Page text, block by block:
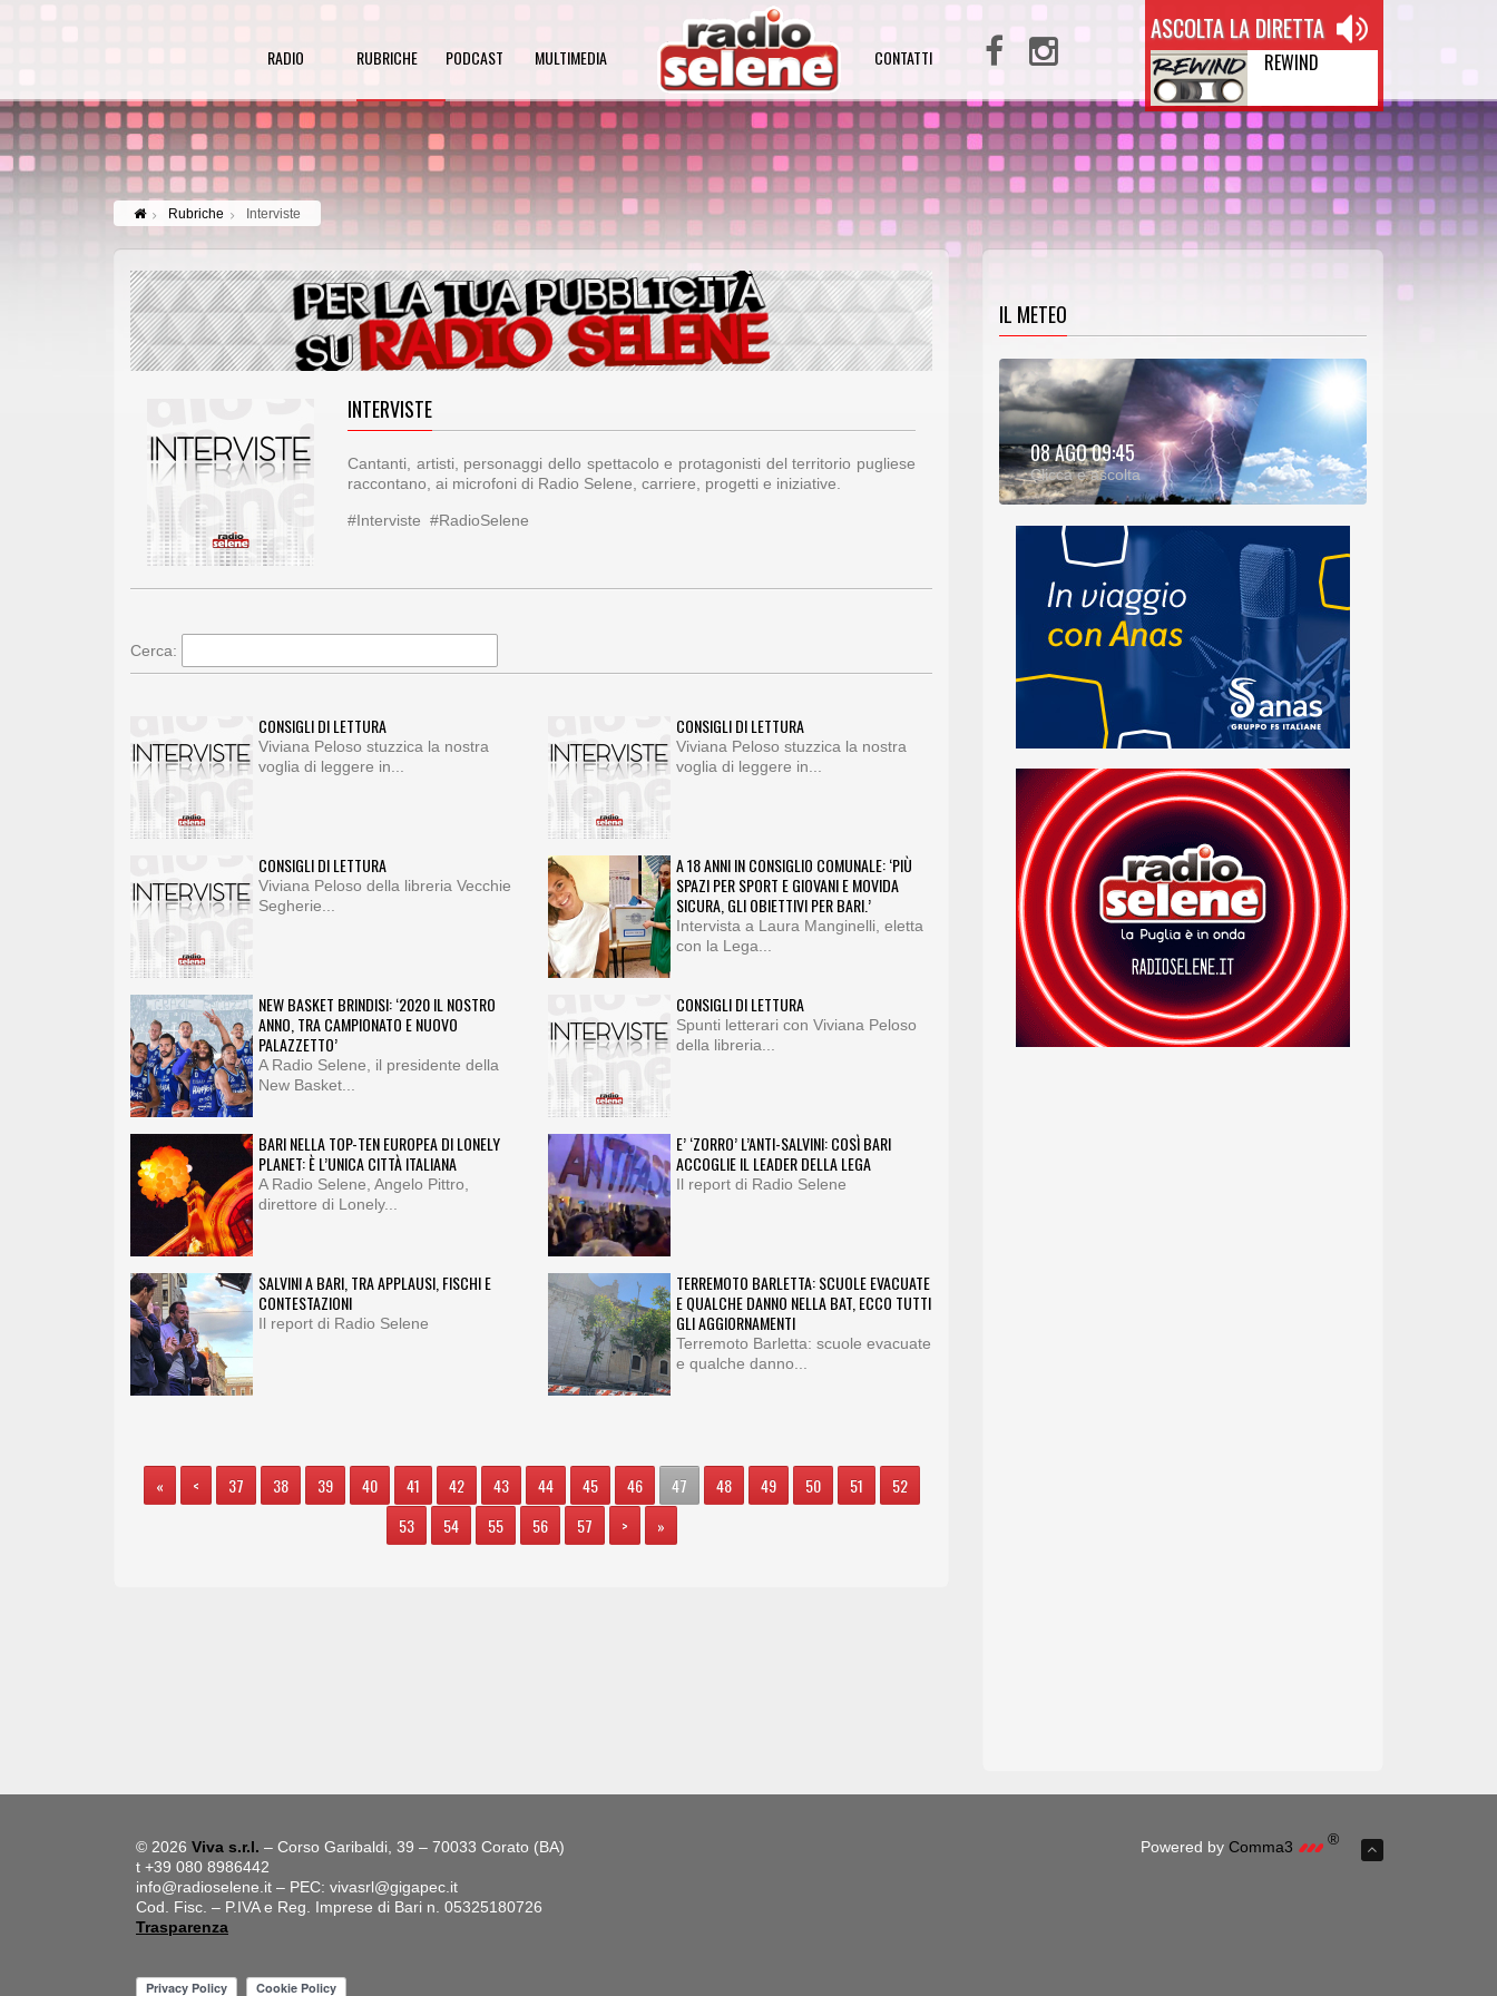
RADIO RUBRICHE PODCAST MULTIMEDIA CONTATTI
ASCOLTA LA DIRETTA
REWIND
Rubriche Interviste
INTERVISTE
Cantanti, artisti, personaggi dello spettacolo e protagonisti del territorio pugliese
raccontano, ai microfoni di Radio Selene, carriere, progetti e iniziative.
#Interviste #RadioSelene
Cerca:
CONSIGLI DI LETTURA
Viviana Peloso stuzzica la nostra
voglia di leggere in...
CONSIGLI DI LETTURA
Viviana Peloso stuzzica la nostra
voglia di leggere in...
CONSIGLI DI LETTURA
Viviana Peloso della libreria Vecchie
Segherie...
A 18 ANNI IN CONSIGLIO COMUNALE: ‘PIÙ
SPAZI PER SPORT E GIOVANI E MOVIDA
SICURA, GLI OBIETTIVI PER BARI.’
Intervista a Laura Manginelli, eletta
con la Lega...
NEW BASKET BRINDISI: ‘2020 IL NOSTRO
ANNO, TRA CAMPIONATO E NUOVO
PALAZZETTO’
A Radio Selene, il presidente della
New Basket...
CONSIGLI DI LETTURA
Spunti letterari con Viviana Peloso
della libreria...
BARI NELLA TOP-TEN EUROPEA DI LONELY
PLANET: È L’UNICA CITTÀ ITALIANA
A Radio Selene, Angelo Pittro,
direttore di Lonely...
E’ ‘ZORRO’ L’ANTI-SALVINI: COSÌ BARI
ACCOGLIE IL LEADER DELLA LEGA
Il report di Radio Selene
SALVINI A BARI, TRA APPLAUSI, FISCHI E
CONTESTAZIONI
Il report di Radio Selene
TERREMOTO BARLETTA: SCUOLE EVACUATE
E QUALCHE DANNO NELLA BAT, ECCO TUTTI
GLI AGGIORNAMENTI
Terremoto Barletta: scuole evacuate
e qualche danno...
« < 37 38 39 40 41 42 43 44 45 46 47 48 49 50 51
52
53
54 55 56 57 > »
IL METEO
08 AGO 09:45
Clicca e ascolta
METEO:
00:00
00:25
© 2026 Viva s.r.l. – Corso Garibaldi, 39 – 70033 Corato (BA)
t +39 080 8986442
info@radioselene.it – PEC: vivasrl@gigapec.it
Cod. Fisc. – P.IVA e Reg. Imprese di Bari n. 05325180726
Trasparenza
Powered by Comma3 ®